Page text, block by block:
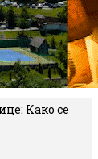
Како се